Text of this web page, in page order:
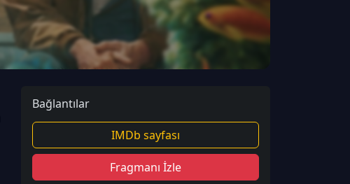
Bağlantılar
IMDb sayfası
Fragmanı İzle